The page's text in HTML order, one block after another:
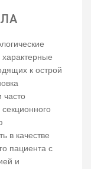
к острой
часто
в качестве
пациента с
и